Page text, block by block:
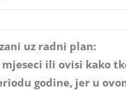
uz radni plan:
ili ovisi kako
godine, jer u